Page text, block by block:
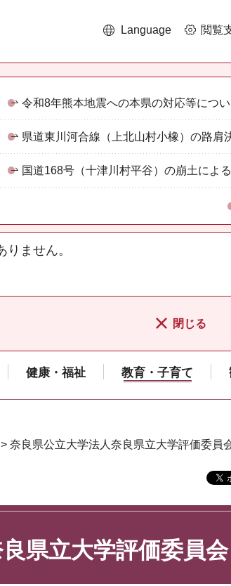
Language 閲覧
令和8年熊本地震への本県の対応等につい
県道東川河合線（上北山村小橡）の路
国道168号（十津川村平谷）の崩土によ
りません。
閉じる
健康・福祉 教育・子育て
> 奈良県公立大学法人奈良県立大学評価委員
県立大学評価委員会